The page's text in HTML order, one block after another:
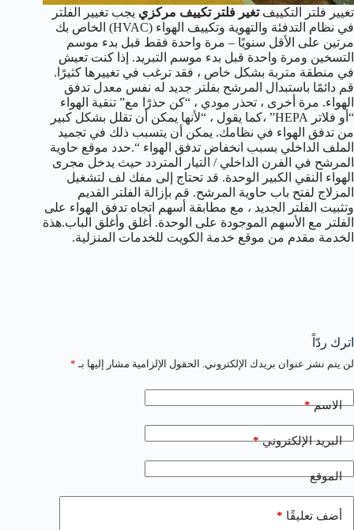
تغيير فلتر التكييفتغير فلتر تكييف مركزي يجب تغيير الفلتر
في نظام التدفئة والتهوية وتكييف الهواء (HVAC) الخاص بك
مرتين على الأقل سنويًا – مرة واحدة فقط قبل بدء موسم
التسخين ومرة واحدة قبل بدء موسم التبريد. إذا كنت تعيش
في منطقة متربة بشكل خاص ، فقد ترغب في تغييرها كثيرًا.
قم دائمًا باستبدال المرشح بفلتر جديد له نفس معدل تدفق
الهواء. مرة أخرى ، تحذر مودي ، “كن حذرًا مع” تنقية الهواء
“أو فلاتر HEPA” ،كما يقول ، “لأنها يمكن أن تقلل بشكل كبير
من تدفق الهواء في نظامك. يمكن أن يتسبب ذلك في تجميد
الملف الداخلي بسبب انخفاض تدفق الهواء “.حدد موقع حاوية
المرشح في الفرن الداخلي / التيار المتردد حيث يدخل مجرى
الهواء النقي الكبير الوحدة. قد تحتاج إلى مفك لف لتشغيل
المزلاج لفتح باب حاوية المرشح. قم بإزالة الفلتر القديم
وتثبيت الفلتر الجديد ، مع مطابقة أسهم اتجاه تدفق الهواء على
الفلتر مع الأسهم الموجودة على الوحدة. أغلق وأغلق الباب.هذة
الخدمة مقدم من موقع خدمة الكويت للخدمات المنزلية.
اترك ردّاً
لن يتم نشر عنوان بريدك الإلكتروني. الحقول الإلزامية مشار إليها بـ *
الاسم*
البريد الإلكتروني*
الموقع
أضف تعليقًا *